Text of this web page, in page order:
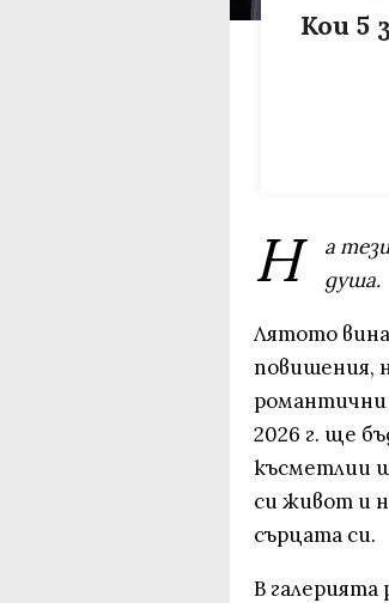
Кои 5
Н
а
душа.
Лятото
повишения,
романтични
2026 г. ще
късметлии
си живот и
сърцата си.
В